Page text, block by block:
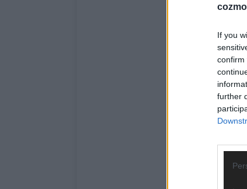
If you
confirm
further